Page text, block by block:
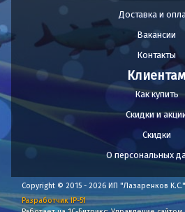
Доставка и
Вакансии
Контакты
Клиентам
Как купить
Скидки и
Скидки
О персональных
Copyright © 2015 - 2026 ИП "Лазаренков К.С."
Разработчик IP-51